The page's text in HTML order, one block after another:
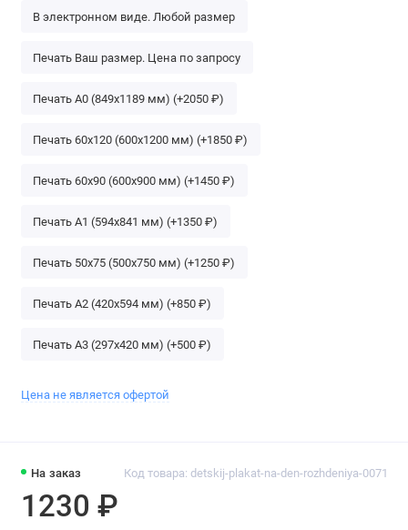
На заказ Код товара: detskij-plakat-na-den-rozhdeniya-0071
1230 ₽
В электронном виде. Любой размер
Печать Ваш размер. Цена по запросу
Печать А0 (849х1189 мм) (+2050 ₽)
Печать 60х120 (600х1200 мм) (+1850 ₽)
Печать 60х90 (600х900 мм) (+1450 ₽)
Печать А1 (594х841 мм) (+1350 ₽)
Печать 50х75 (500х750 мм) (+1250 ₽)
Печать A2 (420х594 мм) (+850 ₽)
Печать A3 (297х420 мм) (+500 ₽)
Цена не является офертой